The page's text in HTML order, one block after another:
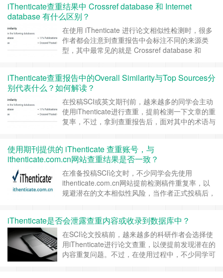
方法描述甚至部分结果，iThenticate 是否能够识
别出来？系统又是如何区分合理的自引用与被期刊
视为问题的自抄袭的？ 一……继续阅读 »
iThenticate查重结果中 Crossref database 和 Internet
database 有什么区别？
在使用 iThenticate 进行论文相似性检测时，很多
作者都会注意到查重报告中会标注不同的来源类
型，其中最常见的就是 Crossref database 和
容，却会被归到不同的来源下？ 一、Crossref
database：以正式……
iThenticate查重报告中的Overall Similarity与Top Sources分
别代表什么？如何解读？
在投稿SCI或英文期刊前，越来越多的同学会主动
使用iThenticate进行查重，提前检测一下文章的重
复率，不过，拿到查重报告后，面对其中的术语与
Sources（主要重合来源） 这些指标到底代表什
么？是否直接决定稿件会不会被拒？报告中显
示……继续阅读 »
使用期刊提供的 iThenticate 查重账号，与
ithenticate.com.cn网站查重结果是否一致？
在准备投稿SCI论文时，不少同学会先使用
ithenticate.com.cn网站提前检测稿件重复率，以
规避潜在的文本相似性风险，当作者正式投稿后，
ithenticate.com.cn查过了，重复率很低，期刊查
出来的结果会不会不同？2、期刊的iThentic……
继续阅读 »
iThenticate是否会泄露查重内容或收录到数据库中？
在SCI论文投稿前，越来越多的科研作者会选择使
用iThenticate进行论文查重，以便提前发现潜在的
内容重复问题。不过，在使用过程中，不少同学可